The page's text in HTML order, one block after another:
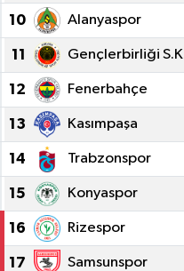
10 Alanyaspor
11 Gençlerbirliği
12 Fenerbahçe
13 Kasımpaşa
14 Trabzonspor
15 Konyaspor
16 Rizespor
17 Samsunspor